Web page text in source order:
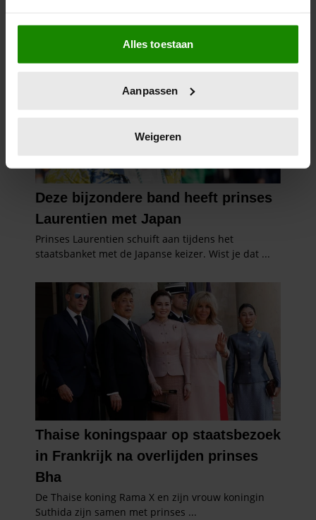
Als u het toestaat, willen we ook graag:
Informatie verzamelen over uw geografische
locatie, die tot een paar meter nauwkeurig kan zijn
scannen op specifieke eigenschappen (fingerprinting)
verwerkt en stel uw voorkeuren in het
intrekken in de Cookieverklaring.
We gebruiken cookies om content en advertenties te
personaliseren, om functies voor social media te bieden
en om ons websiteverkeer te analyseren. Ook delen we
informatie over uw gebruik van onze site met onze
partners kunnen deze gegevens combineren met andere
informatie die u aan ze heeft verstrekt of die ze hebben
verzameld op basis van uw gebruik van hun services. U
gaat akkoord met onze cookies als u onze website blijft
Alles toestaan
Aanpassen
Weigeren